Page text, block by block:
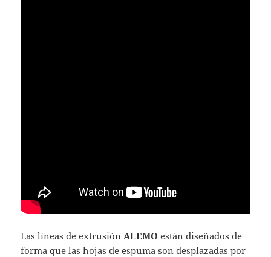
Las líneas de extrusión ALEMO están diseñados de
forma que las hojas de espuma son desplazadas por